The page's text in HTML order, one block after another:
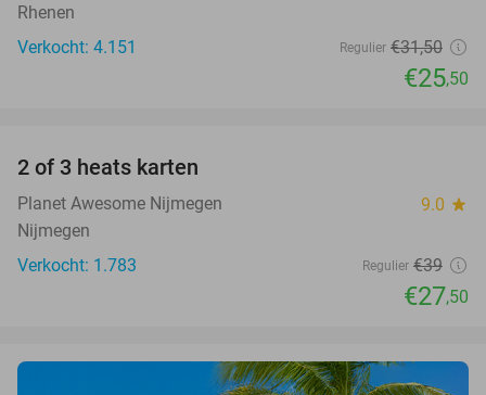
Rhenen
Verkocht: 4.151
Regulier €31,50
€25,50
2 of 3 heats karten
Planet Awesome Nijmegen 9.0 star
Nijmegen
Verkocht: 1.783
Regulier €39
€27,50